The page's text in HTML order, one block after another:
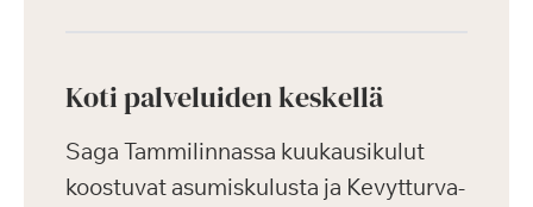
Koti palveluiden keskellä
Saga Tammilinnassa kuukausikulut
koostuvat asumiskulusta ja Kevytturva-